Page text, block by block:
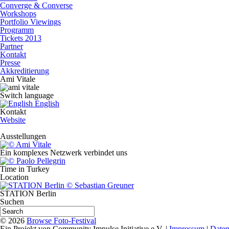
Converge & Converse
Workshops
Portfolio Viewings
Programm
Tickets 2013
Partner
Kontakt
Presse
Akkreditierung
Ami Vitale
Switch language
English
Kontakt
Website
Ausstellungen
Ein komplexes Netzwerk verbindet uns
Time in Turkey
Location
STATION Berlin
Suchen
© 2026 Browse Foto-Festival